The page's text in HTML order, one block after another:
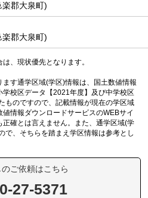
郡大泉町)
郡大泉町)
、現状優先となります。
す通学区域(学区)情報は、国土数値情報
校区データ【2021年度】及び中学校区
ものですので、記載情報が現在の学区域
情報ダウンロードサービスのWEBサイ
正確とは言えません。また、通学区域(学
で、そちらを踏まえ学区情報は参考とし
ご依頼はこちら
27-5371